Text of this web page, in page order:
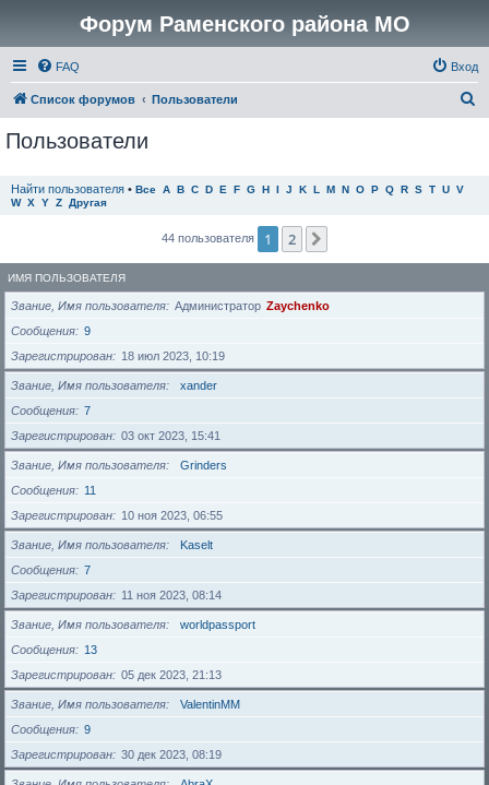
Форум Раменского района МО
FAQ Вход
Список форумов Пользователи
Пользователи
Найти пользователя • Все A B C D E F G H I J K L M N O P Q R S T U V
W X Y Z Другая
44 пользователя 1 2
ИМЯ ПОЛЬЗОВАТЕЛЯ
Звание, Имя пользователя Администратор Zaychenko
Сообщения
9
Зарегистрирован
18 июл 2023, 10:19
Звание, Имя пользователя
xander
Сообщения
7
Зарегистрирован
03 окт 2023, 15:41
Звание, Имя пользователя
Grinders
Сообщения
11
Зарегистрирован
10 ноя 2023, 06:55
Звание, Имя пользователя
Kaselt
Сообщения
7
Зарегистрирован
11 ноя 2023, 08:14
Звание, Имя пользователя
worldpassport
Сообщения
13
Зарегистрирован
05 дек 2023, 21:13
Звание, Имя пользователя
ValentinMM
Сообщения
9
Зарегистрирован
30 дек 2023, 08:19